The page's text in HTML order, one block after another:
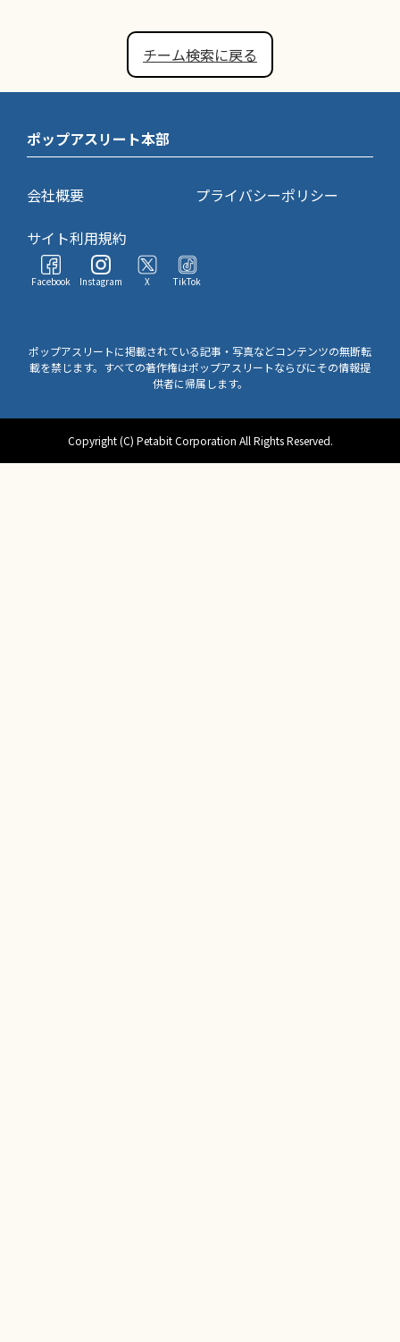
チーム検索に戻る
ポップアスリート本部
会社概要
プライバシーポリシー
サイト利用規約
Facebook Instagram X TikTok
ポップアスリートに掲載されている記事・写真などコンテンツの無断転
載を禁じます。すべての著作権はポップアスリートならびにその情報提
供者に帰属します。
Copyright (C) Petabit Corporation All Rights Reserved.